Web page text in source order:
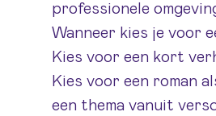
professionele
Wanneer kies je voor
Kies voor een kort
Kies voor een roman
een thema vanuit